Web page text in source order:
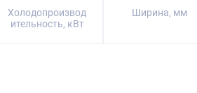
Холодопроизвод
ительность, кВт
Ширина, мм